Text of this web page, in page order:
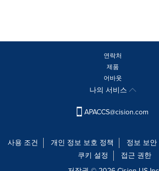
연락처
제품
어바웃
나의 서비스
APACCS@cision.com
사용 조건 개인 정보 보호 정책 정보 보안
쿠키 설정
접근 권한